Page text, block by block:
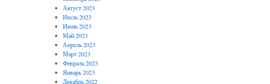
Август 2023
Июль 2023
Июнь 2023
Май 2023
Апрель 2023
Март 2023
Февраль 2023
Январь 2023
Декабрь 2022